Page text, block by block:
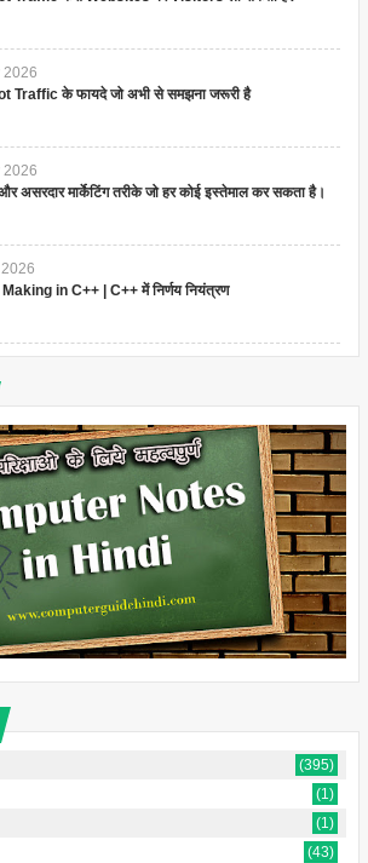
2026
Traffic के फायदे जो अभी से समझना जरूरी है
2026
असरदार मार्केटिंग तरीके जो हर कोई इस्तेमाल कर सकता है।
2026
in C++ | C++ में निर्णय नियंत्रण
(395)
(1)
(1)
(43)